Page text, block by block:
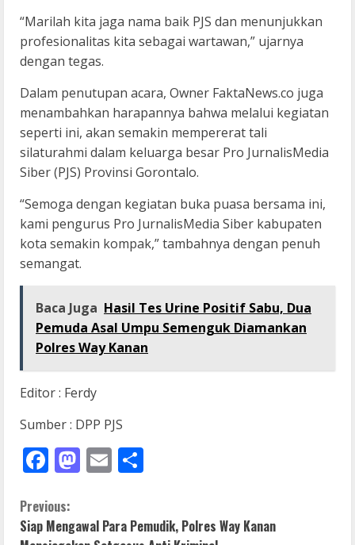
“Marilah kita jaga nama baik PJS dan menunjukkan
profesionalitas kita sebagai wartawan,” ujarnya
dengan tegas.
Dalam penutupan acara, Owner FaktaNews.co juga
menambahkan harapannya bahwa melalui kegiatan
seperti ini, akan semakin mempererat tali
silaturahmi dalam keluarga besar Pro JurnalisMedia
Siber (PJS) Provinsi Gorontalo.
“Semoga dengan kegiatan buka puasa bersama ini,
kami pengurus Pro JurnalisMedia Siber kabupaten
kota semakin kompak,” tambahnya dengan penuh
semangat.
Baca Juga Hasil Tes Urine Positif Sabu, Dua
Pemuda Asal Umpu Semenguk Diamankan
Polres Way Kanan
Editor : Ferdy
Sumber : DPP PJS
Facebook
Mastodon
Email
C
Previous:
Siap Mengawal Para Pemudik, Polres Way Kanan